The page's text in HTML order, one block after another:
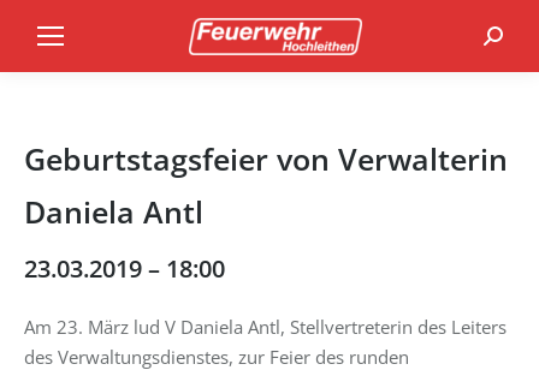
Geburtstagsfeier von Verwalterin
Daniela Antl
23.03.2019 – 18:00
Am 23. März lud V Daniela Antl, Stellvertreterin des Leiters
des Verwaltungsdienstes, zur Feier des runden